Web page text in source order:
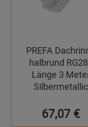
PREFA
halbrund
Länge 3
Silbermetallic
67,07 €